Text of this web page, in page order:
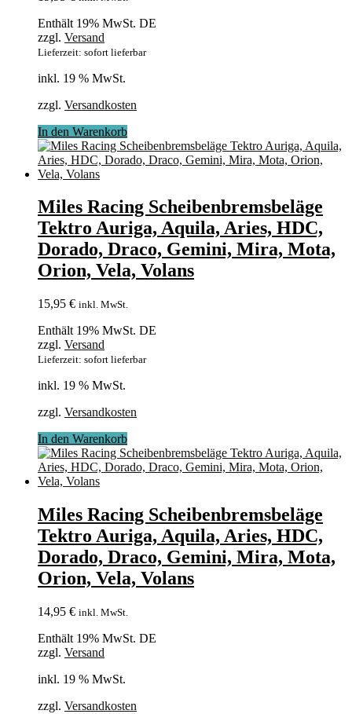
Enthält 19% MwSt. DE
zzgl. Versand
Lieferzeit: sofort lieferbar
inkl. 19 % MwSt.
zzgl. Versandkosten
In den Warenkorb
Miles Racing Scheibenbremsbeläge
Tektro Auriga, Aquila, Aries, HDC,
Dorado, Draco, Gemini, Mira, Mota,
Orion, Vela, Volans
15,95 € inkl. MwSt.
Enthält 19% MwSt. DE
zzgl. Versand
Lieferzeit: sofort lieferbar
inkl. 19 % MwSt.
zzgl. Versandkosten
In den Warenkorb
Miles Racing Scheibenbremsbeläge
Tektro Auriga, Aquila, Aries, HDC,
Dorado, Draco, Gemini, Mira, Mota,
Orion, Vela, Volans
14,95 € inkl. MwSt.
Enthält 19% MwSt. DE
zzgl. Versand
inkl. 19 % MwSt.
zzgl. Versandkosten